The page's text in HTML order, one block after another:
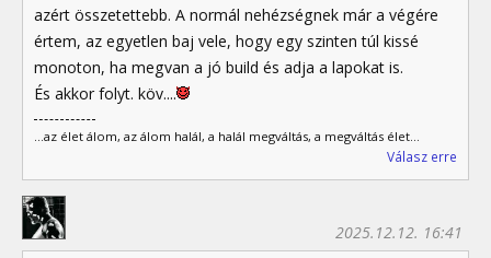
azért összetettebb. A normál nehézségnek már a végére
értem, az egyetlen baj vele, hogy egy szinten túl kissé
monoton, ha megvan a jó build és adja a lapokat is.
És akkor folyt. köv....
...az élet álom, az álom halál, a halál megváltás, a megváltás élet...
Válasz erre
2025.12.12. 16:41